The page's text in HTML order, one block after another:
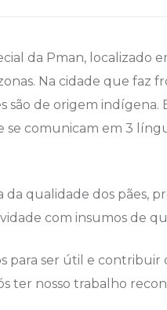
da Pman, localizado
Na cidade que faz
são de origem indígena.
se comunicam em 3
da qualidade dos pães,
com insumos de
para ser útil e contribuir
ter nosso trabalho